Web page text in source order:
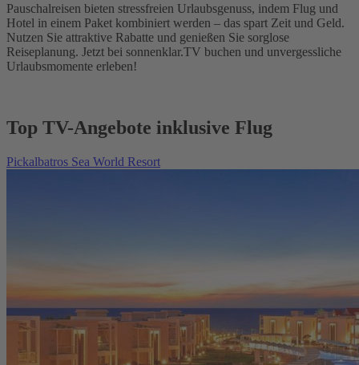
Pauschalreisen bieten stressfreien Urlaubsgenuss, indem Flug und
Hotel in einem Paket kombiniert werden – das spart Zeit und Geld.
Nutzen Sie attraktive Rabatte und genießen Sie sorglose
Reiseplanung. Jetzt bei sonnenklar.TV buchen und unvergessliche
Urlaubsmomente erleben!
Top TV-Angebote inklusive Flug
Pickalbatros Sea World Resort